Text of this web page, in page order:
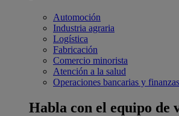
Automoción
Industria agraria
Logística
Fabricación
Comercio minorista
Atención a la salud
Operaciones bancarias y finanzas
Habla con el equipo de